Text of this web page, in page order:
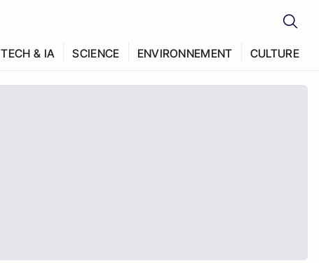
TECH & IA SCIENCE ENVIRONNEMENT CULTURE